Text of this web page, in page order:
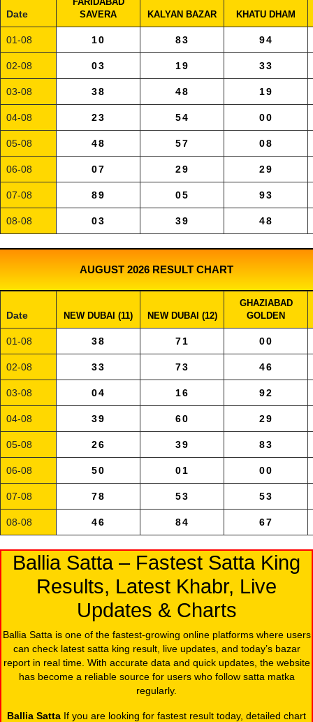
Date
SAVERA
KALYAN BAZAR KHATU DHAM
01-08 10 83 94
02-08 03 19 33
03-08 38 48 19
04-08 23 54 00
05-08 48 57 08
06-08 07 29 29
07-08 89 05 93
08-08 03 39 48
AUGUST 2026 RESULT CHART
Date NEW DUBAI (11) NEW DUBAI (12)
GHAZIABAD
GOLDEN
01-08 38 71 00
02-08 33 73 46
03-08 04 16 92
04-08 39 60 29
05-08 26 39 83
06-08 50 01 00
07-08 78 53 53
08-08 46 84 67
Ballia Satta – Fastest Satta King
Results, Latest Khabr, Live
Updates & Charts
Ballia Satta is one of the fastest-growing online platforms where users
can check latest satta king result, live updates, and today’s bazar
report in real time. With accurate data and quick updates, the website
has become a reliable source for users who follow satta matka
regularly.
Ballia Satta If you are looking for fastest result today, detailed chart